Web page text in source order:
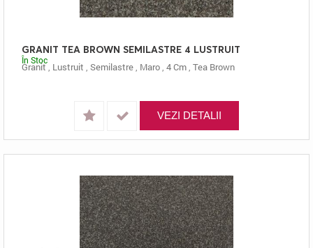
GRANIT TEA BROWN SEMILASTRE 4 LUSTRUIT
Granit, Lustruit , Semilastre, Maro, 4 Cm, Tea Brown
În Stoc
VEZI DETALII